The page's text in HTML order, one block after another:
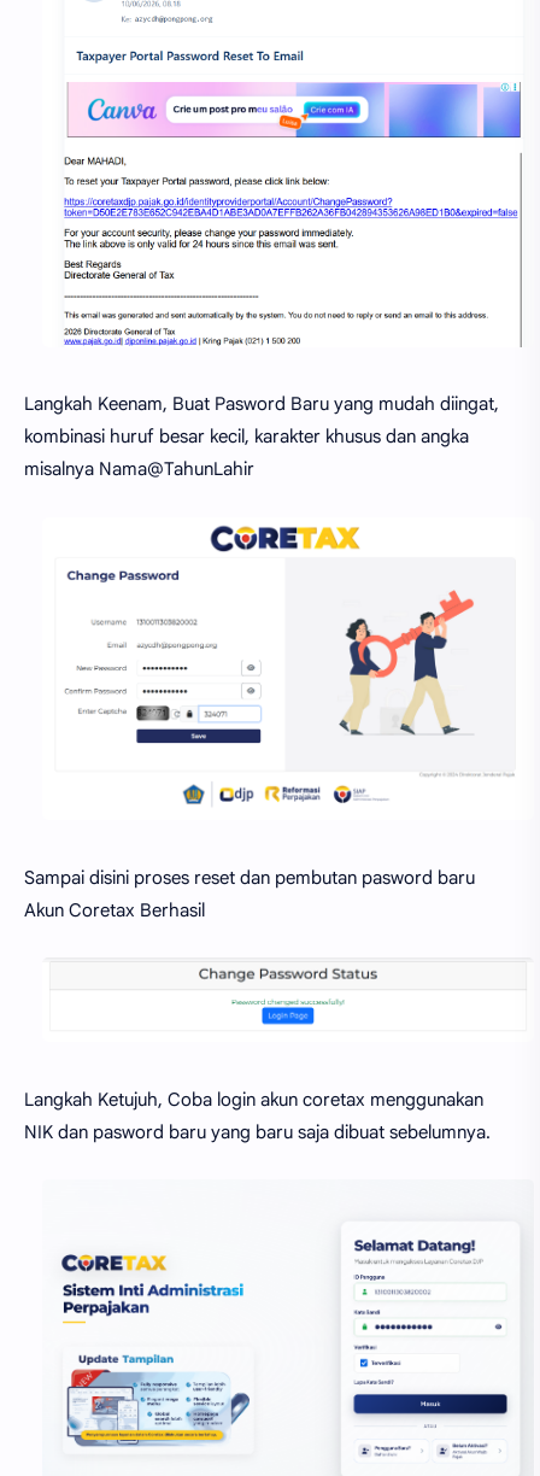
Langkah Keenam, Buat Pasword Baru yang mudah diingat,
kombinasi huruf besar kecil, karakter khusus dan angka
misalnya Nama@TahunLahir
Sampai disini proses reset dan pembutan pasword baru
Akun Coretax Berhasil
Langkah Ketujuh, Coba login akun coretax menggunakan
NIK dan pasword baru yang baru saja dibuat sebelumnya.